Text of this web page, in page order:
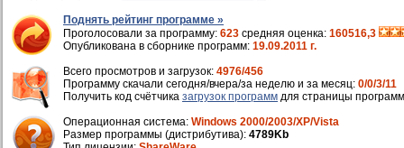
Поднять рейтинг программе »
Проголосовали за программу: 623 средняя оценка: 160516,3
Опубликована в сборнике программ: 19.09.2011 г.
Всего просмотров и загрузок: 4976/456
Программу скачали сегодня/вчера/за неделю и за месяц: 0/0/3/11
Получить код счётчика загрузок программ для страницы
Операционная система: Windows 2000/2003/XP/Vista
Размер программы (дистрибутива): 4789Kb